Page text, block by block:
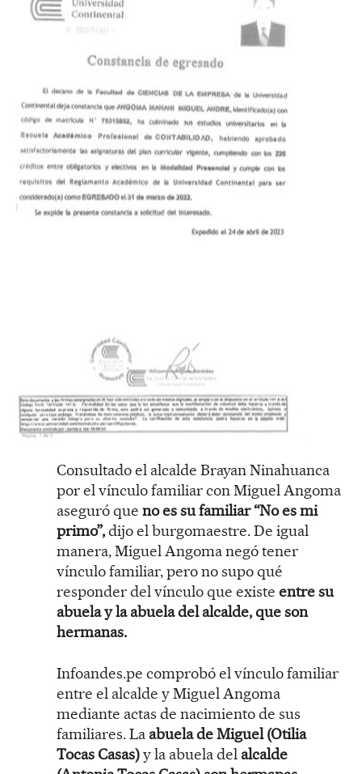
Consultado el alcalde Brayan Ninahuanca
por el vínculo familiar con Miguel Angoma
aseguró que no es su familiar “No es mi
primo”,dijo el burgomaestre. De igual
manera, Miguel Angoma negó tener
vínculo familiar, pero no supo qué
responder del vínculo que existe entre su
abuela y la abuela del alcalde, que son
hermanas.
Infoandes.pe comprobó el vínculo familiar
entre el alcalde y Miguel Angoma
mediante actas de nacimiento de sus
familiares. La abuela de Miguel (Otilia
Tocas Casas)y la abuela del alcalde